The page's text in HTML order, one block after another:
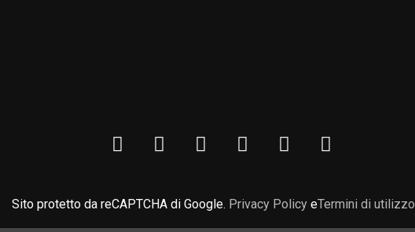
Sito protetto da reCAPTCHA di Google. Privacy Policy eTermini di utilizzo